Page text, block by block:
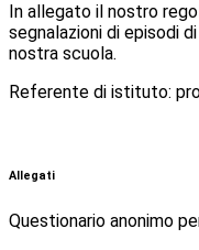
In allegato il nostro
segnalazioni di episodi
nostra scuola.
Referente di istituto:
Allegati
Questionario anonimo